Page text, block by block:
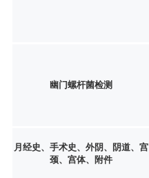
幽门螺杆菌检测
月经史、手术史、外阴、阴道、宫
颈、宫体、附件